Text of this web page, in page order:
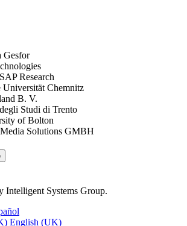
Gesfor
Research
Universität Chemnitz
B. V.
Studi di Trento
of Bolton
Solutions GMBH
Systems Group.
English (UK)